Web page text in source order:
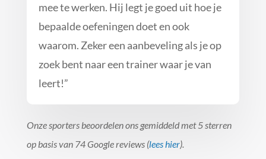
mee te werken. Hij legt je goed uit hoe je
bepaalde oefeningen doet en ook
waarom. Zeker een aanbeveling als je op
zoek bent naar een trainer waar je van
leert!”
Onze sporters beoordelen ons gemiddeld met 5 sterren
op basis van 74 Google reviews (lees hier).